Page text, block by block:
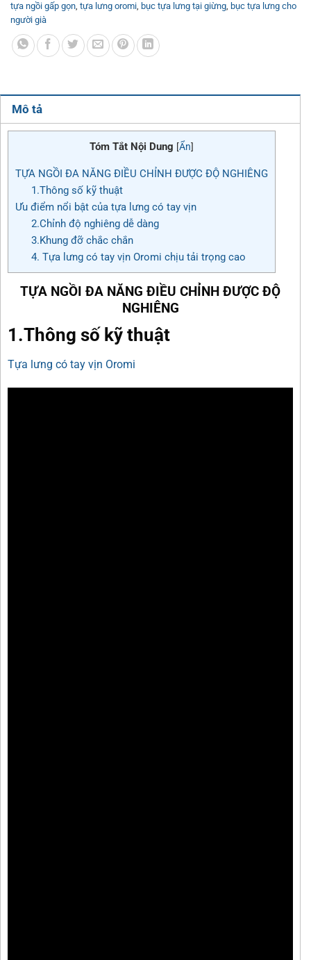
tựa ngồi gấp gọn, tựa lưng oromi, bục tựa lưng tại giừng, bục tựa lưng cho
người già
Mô tả
Tóm Tắt Nội Dung [Ẩn]
TỰA NGỒI ĐA NĂNG ĐIỀU CHỈNH ĐƯỢC ĐỘ NGHIÊNG
1.Thông số kỹ thuật
Ưu điểm nổi bật của tựa lưng có tay vịn
2.Chỉnh độ nghiêng dễ dàng
3.Khung đỡ chắc chắn
4. Tựa lưng có tay vịn Oromi chịu tải trọng cao
TỰA NGỒI ĐA NĂNG ĐIỀU CHỈNH ĐƯỢC ĐỘ
NGHIÊNG
1.Thông số kỹ thuật
Tựa lưng có tay vịn Oromi